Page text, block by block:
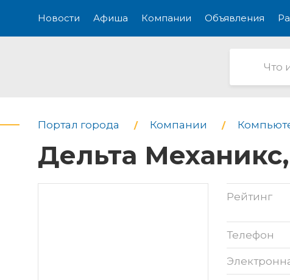
Новости Афиша Компании Объявления
Портал города Компании
Дельта
Рейтинг
Телефон